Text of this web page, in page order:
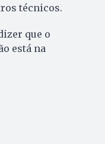
técnicos.
que o
está na